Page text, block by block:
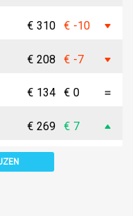
€ 310 € -10
€ 208 € -7
€ 134 € 0
€ 269 € 7